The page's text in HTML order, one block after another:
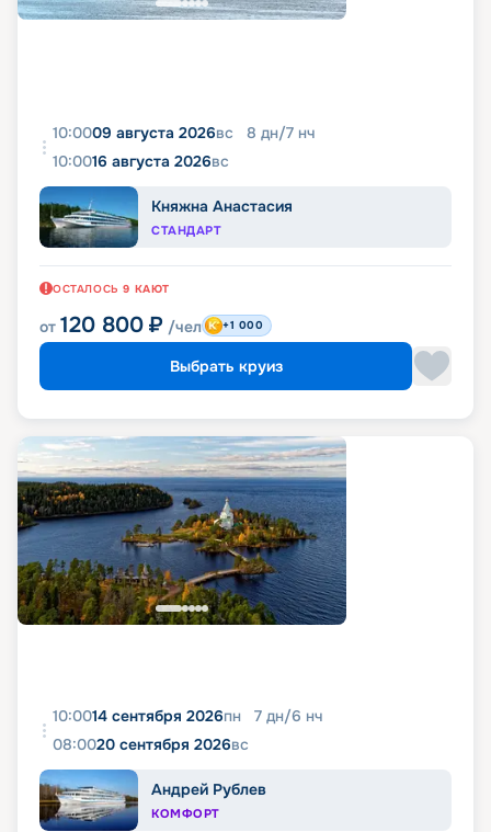
10:0009 августа 2026вс 8 дн/7 нч
10:0016 августа 2026вс
Княжна Анастасия
СТАНДАРТ
ОСТАЛОСЬ 9 КАЮТ
от 120 800 ₽ /чел +1 000
Выбрать круиз
10:0014 сентября 2026пн 7 дн/6 нч
08:0020 сентября 2026вс
Андрей Рублев
КОМФОРТ